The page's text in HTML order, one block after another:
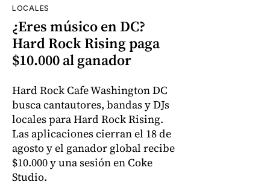
LOCALES
¿Eres músico en DC?
Hard Rock Rising paga
$10.000 al ganador
Hard Rock Cafe Washington DC
busca cantautores, bandas y DJs
locales para Hard Rock Rising.
Las aplicaciones cierran el 18 de
agosto y el ganador global recibe
$10.000 y una sesión en Coke
Studio.